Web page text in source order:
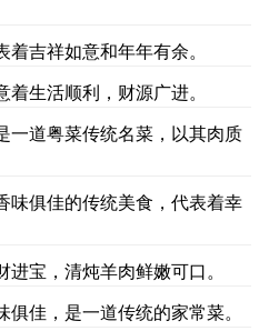
吉祥如意和年年有余。
生活顺利，财源广进。
一道粤菜传统名菜，以其肉质
味俱佳的传统美食，代表着幸
宝，清炖羊肉鲜嫩可口。
佳，是一道传统的家常菜。